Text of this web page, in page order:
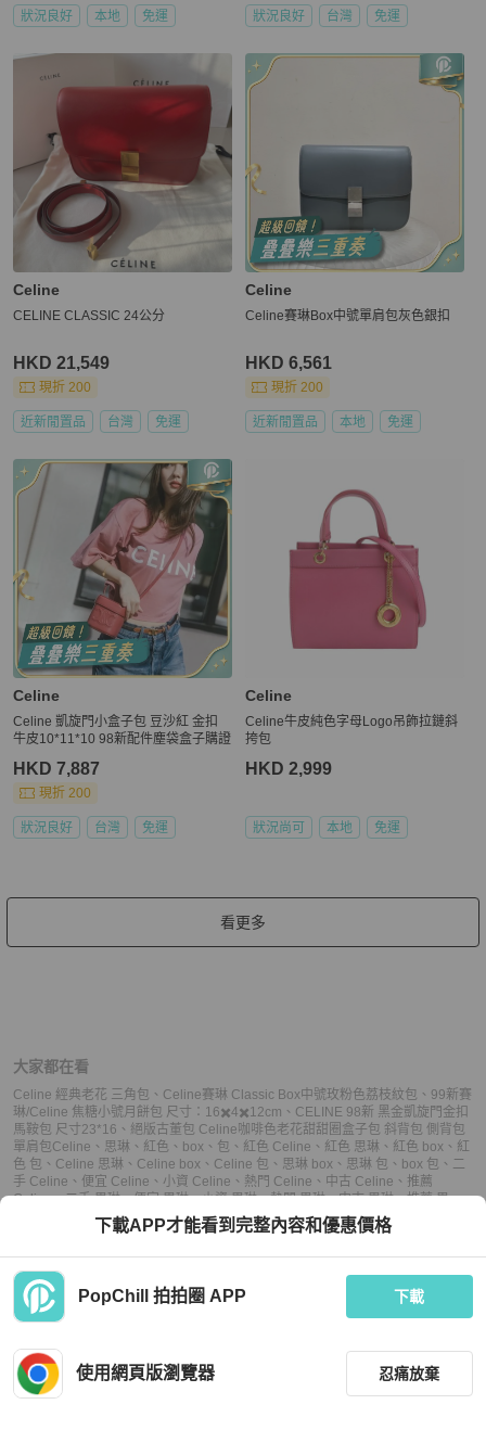
狀況良好 本地 免運 狀況良好 台灣 免運
Celine
CELINE CLASSIC 24公分
HKD 21,549
現折 200
近新閒置品 台灣 免運
Celine
Celine賽琳Box中號單肩包灰色銀扣
HKD 6,561
現折 200
近新閒置品 本地 免運
Celine
Celine 凱旋門小盒子包 豆沙紅 金扣
牛皮10*11*10 98新配件塵袋盒子購證
HKD 7,887
現折 200
狀況良好 台灣 免運
Celine
Celine牛皮純色字母Logo吊飾拉鏈斜
挎包
HKD 2,999
狀況尚可 本地 免運
看更多
大家都在看
Celine 經典老花 三角包 、 Celine賽琳 Classic Box中號玫粉色荔枝紋包 、 99新賽
琳/Celine 焦糖小號月餅包 尺寸：16✖️4✖️12cm 、 CELINE 98新 黑金凱旋門金扣
馬鞍包 尺寸23*16 、 絕版古董包 Celine咖啡色老花甜甜圈盒子包 斜背包 側背包
單肩包 Celine 、 思琳 、 紅色 、 box 、 包 、 紅色 Celine 、 紅色 思琳 、 紅色 box 、 紅
色 包 、 Celine 思琳 、 Celine box 、 Celine 包 、 思琳 box 、 思琳 包 、 box 包 、 二
手 Celine 、 便宜 Celine 、 小資 Celine 、 熱門 Celine 、 中古 Celine 、 推薦
Celine、二手 思琳、便宜 思琳、小資 思琳、熱門 思琳、中古 思琳、推薦 思
、便宜 box 、 小資 box、熱門 box 、中古 box、推薦 box
小資 包、 熱門 包、中古 包、推薦 包
下載APP才能看到完整內容和優惠價格
PopChill 拍拍圈 APP 下載
使用網頁版瀏覽器 忍痛放棄